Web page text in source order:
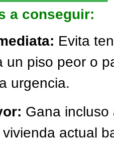
a conseguir:
Evita
un piso peor o
urgencia.
Gana incluso
actual